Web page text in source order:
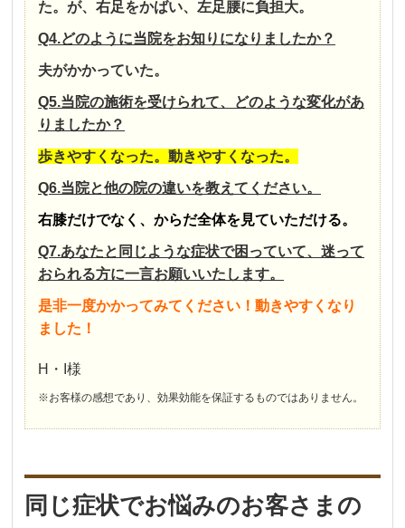
た。が、右足をかばい、左足腰に負担大。
Q4.どのように当院をお知りになりましたか？
夫がかかっていた。
Q5.当院の施術を受けられて、どのような変化があ
りましたか？
歩きやすくなった。動きやすくなった。
Q6.当院と他の院の違いを教えてください。
右膝だけでなく、からだ全体を見ていただける。
Q7.あなたと同じような症状で困っていて、迷って
おられる方に一言お願いいたします。
是非一度かかってみてください！動きやすくなり
ました！
H・I様
※お客様の感想であり、効果効能を保証するものではありません。
同じ症状でお悩みのお客さまの